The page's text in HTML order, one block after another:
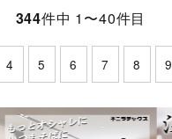
344件中 1〜40件目
4 5 6 7 8 9